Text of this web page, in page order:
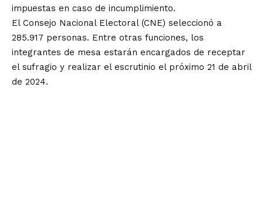
impuestas en caso de incumplimiento.
El Consejo Nacional Electoral (CNE) seleccionó a
285.917 personas. Entre otras funciones, los
integrantes de mesa estarán encargados de receptar
el sufragio y realizar el escrutinio el próximo 21 de abril
de 2024.